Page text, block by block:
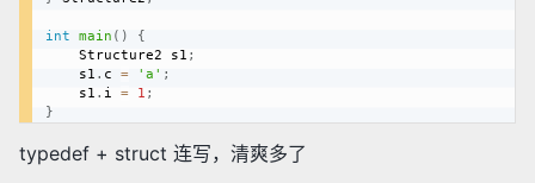
int main ( )
{
	Structure2 s1
;
	s1
. c = 'a' ;
	s1
. i = 1 ;
}
typedef + struct 连写，清爽多了